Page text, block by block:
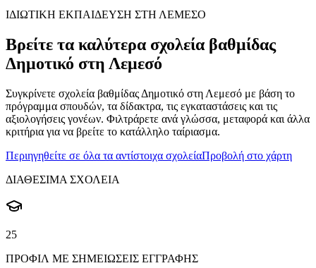
ΙΔΙΩΤΙΚΗ ΕΚΠΑΙΔΕΥΣΗ ΣΤΗ ΛΕΜΕΣΟ
Βρείτε τα καλύτερα σχολεία βαθμίδας
Δημοτικό στη Λεμεσό
Συγκρίνετε σχολεία βαθμίδας Δημοτικό στη Λεμεσό με βάση το
πρόγραμμα σπουδών, τα δίδακτρα, τις εγκαταστάσεις και τις
αξιολογήσεις γονέων. Φιλτράρετε ανά γλώσσα, μεταφορά και άλλα
κριτήρια για να βρείτε το κατάλληλο ταίριασμα.
Περιηγηθείτε σε όλα τα αντίστοιχα σχολείαΠροβολή στο χάρτη
ΔΙΑΘΕΣΙΜΑ ΣΧΟΛΕΙΑ
25
ΠΡΟΦΙΛ ΜΕ ΣΗΜΕΙΩΣΕΙΣ ΕΓΓΡΑΦΗΣ